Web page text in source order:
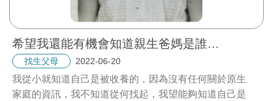
希望我還能有機會知道親生爸媽是誰…
找生父母 2022-06-20
我從小就知道自己是被收養的，因為沒有任何關於原生
家庭的資訊，我不知道從何找起，我望能夠知道自己是